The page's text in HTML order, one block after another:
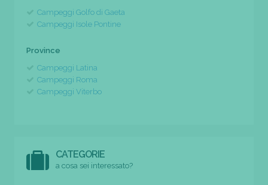
Campeggi Golfo di Gaeta
Campeggi Isole Pontine
Province
Campeggi Latina
Campeggi Roma
Campeggi Viterbo
CATEGORIE
a cosa sei interessato?